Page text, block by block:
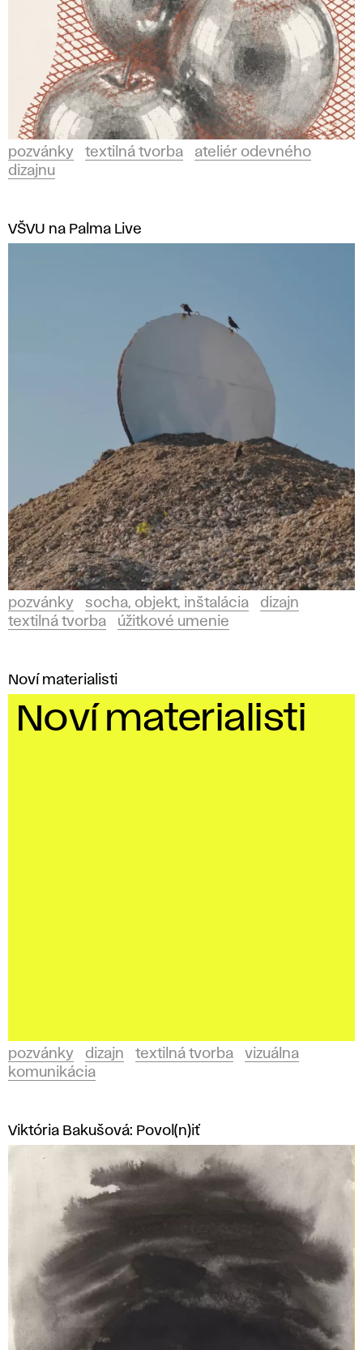
pozvánky textilná tvorba
ateliér odevného
dizajnu
VŠVU na Palma Live
pozvánky socha, objekt, inštalácia
dizajn
textilná tvorba
úžitkové umenie
Noví materialisti
Noví materialisti
pozvánky dizajn textilná tvorba
vizuálna
komunikácia
Viktória Bakušová: Povol(n)iť